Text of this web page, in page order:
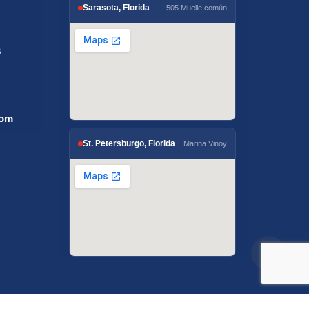
Sarasota, Florida 505 Muelle común
St. Petersburgo, Florida Marina Vinoy